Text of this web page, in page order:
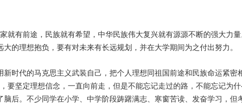
就有前途，民族就有希望，中华民族伟大复兴就有源源不断的强大力
的理想抱负，要有对未来有长远规划，并在大学期间为之付出努力。
时代的马克思主义武装自己，把个人理想同祖国前途和民族命运紧
要坚定理想信念，一直向前走，但是不能忘记走过的路，不能忘记为
后。不少同学在小学、中学阶段踌躇满志、寒窗苦读、发奋学习，